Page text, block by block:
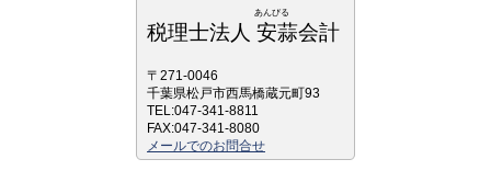
あんびる
税理士法人 安蒜会計
〒271-0046
千葉県松戸市西馬橋蔵元町93
TEL:047-341-8811
FAX:047-341-8080
メールでのお問合せ